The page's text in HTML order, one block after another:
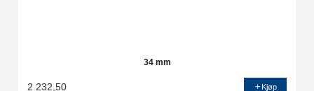
34 mm
2 232,50 Kjøp